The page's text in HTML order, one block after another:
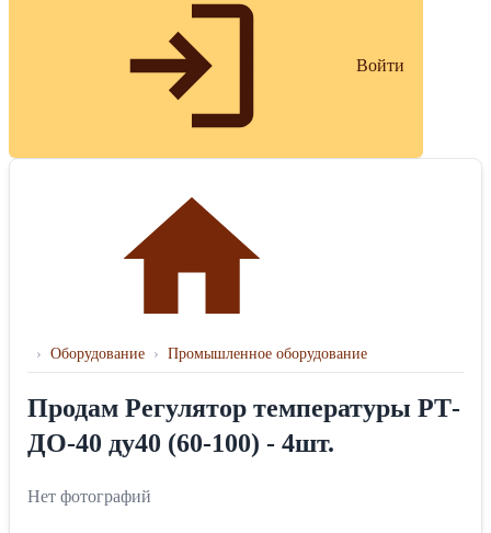
Войти
› Оборудование › Промышленное оборудование
Продам Регулятор температуры РТ-
ДО-40 ду40 (60-100) - 4шт.
Нет фотографий